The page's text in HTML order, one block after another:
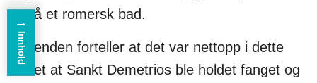
oppå et romersk bad.
Legenden forteller at det var nettopp i dette
badet at Sankt Demetrios ble holdet fanget og
→
Innhold